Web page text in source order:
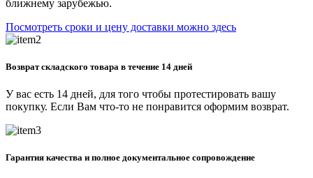
ближнему зарубежью.
Посмотреть сроки и цену доставки можно здесь
Возврат складского товара в течение 14 дней
У вас есть 14 дней, для того чтобы протестировать вашу
покупку. Если Вам что-то не понравится оформим возврат.
Гарантия качества и полное документальное сопровождение